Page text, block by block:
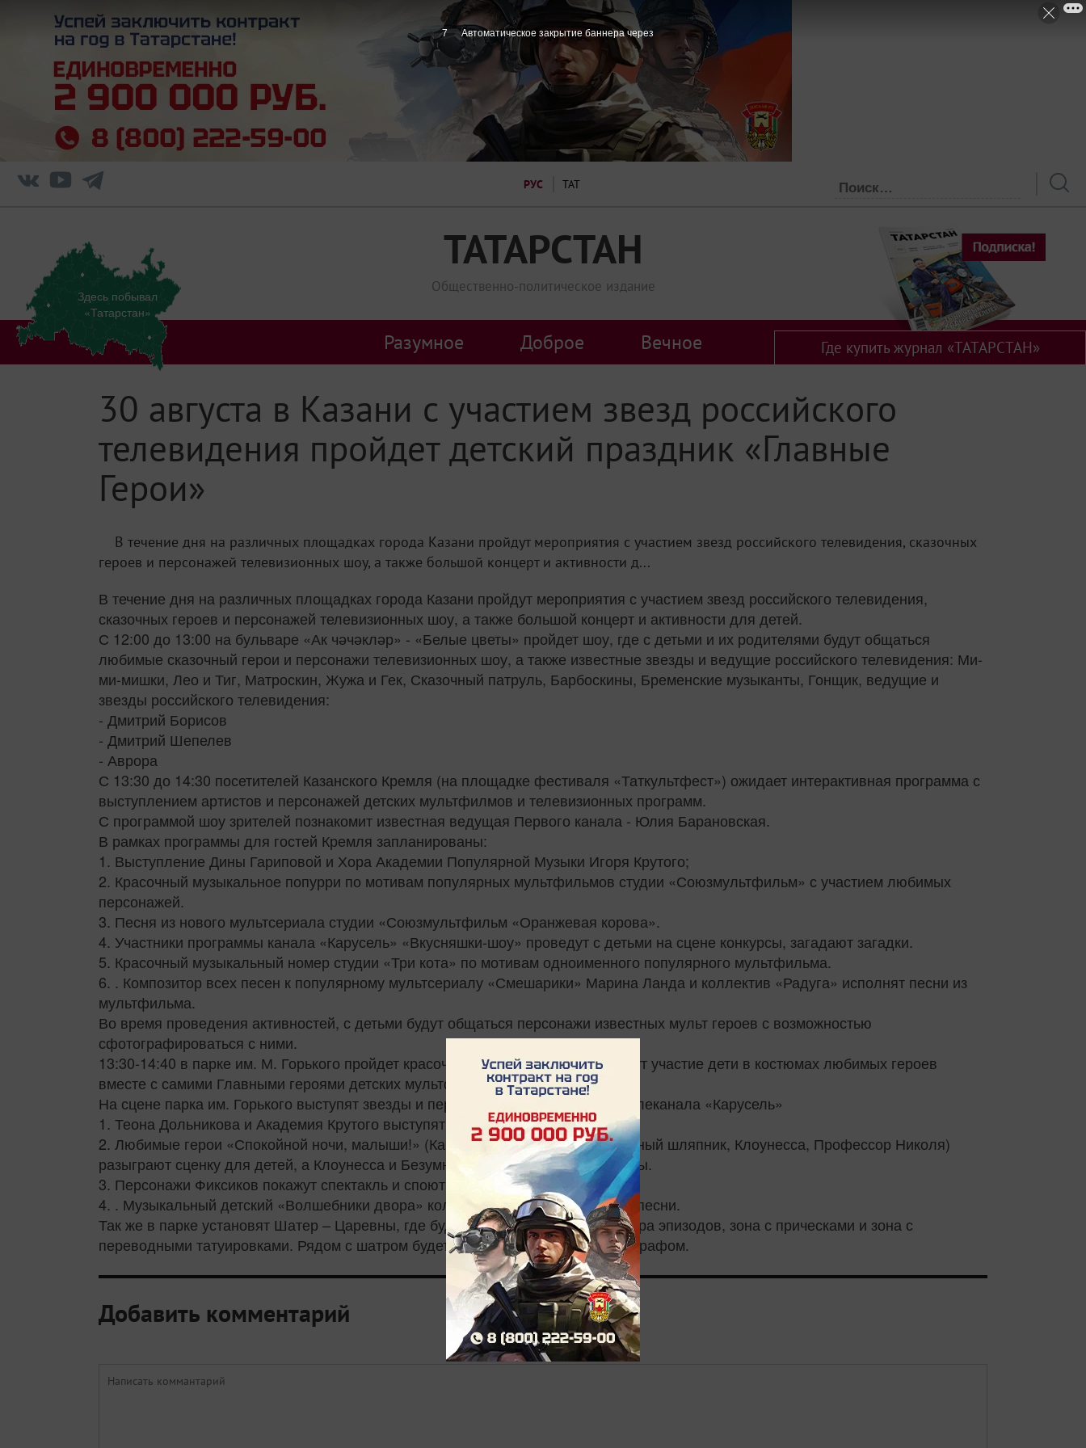
РУС ТАТ
ТАТАРСТАН
Общественно-политическое издание
Здесь побывал
«Татарстан»
Разумное Доброе Вечное Где купить журнал «ТАТАРСТАН»
30 августа в Казани с участием звезд российского
телевидения пройдет детский праздник «Главные
Герои»
В течение дня на различных площадках города Казани пройдут мероприятия с участием звезд российского телевидения, сказочных
героев и персонажей телевизионных шоу, а также большой концерт и активности д...
В течение дня на различных площадках города Казани пройдут мероприятия с участием звезд российского телевидения,
сказочных героев и персонажей телевизионных шоу, а также большой концерт и активности для детей.
С 12:00 до 13:00 на бульваре «Ак чәчәкләр» - «Белые цветы» пройдет шоу, где с детьми и их родителями будут общаться
любимые сказочный герои и персонажи телевизионных шоу, а также известные звезды и ведущие российского телевидения: Ми-
ми-мишки, Лео и Тиг, Матроскин, Жужа и Гек, Сказочный патруль, Барбоскины, Бременские музыканты, Гонщик, ведущие и
звезды российского телевидения:
- Дмитрий Борисов
- Дмитрий Шепелев
- Аврора
С 13:30 до 14:30 посетителей Казанского Кремля (на площадке фестиваля «Таткультфест») ожидает интерактивная программа с
выступлением артистов и персонажей детских мультфилмов и телевизионных программ.
С программой шоу зрителей познакомит известная ведущая Первого канала - Юлия Барановская.
В рамках программы для гостей Кремля запланированы:
1. Выступление Дины Гариповой и Хора Академии Популярной Музыки Игоря Крутого;
2. Красочный музыкальное попурри по мотивам популярных мультфильмов студии «Союзмультфильм» с участием любимых
персонажей.
3. Песня из нового мультсериала студии «Союзмультфильм «Оранжевая корова».
4. Участники программы канала «Карусель» «Вкусняшки-шоу» проведут с детьми на сцене конкурсы, загадают загадки.
5. Красочный музыкальный номер студии «Три кота» по мотивам одноименного популярного мультфильма.
6. . Композитор всех песен к популярному мультсериалу «Смешарики» Марина Ланда и коллектив «Радуга» исполнят песни из
мультфильма.
Во время проведения активностей, с детьми будут общаться персонажи известных мульт героев с возможностью
сфотографироваться с ними.
13:30-14:40 в парке им. М. Горького пройдет красочный парад, в котором примут участие дети в костюмах любимых героев
вместе с самими Главными героями детских мультфильмов.
На сцене парка им. Горького выступят звезды и персонажи мультфильмов и телеканала «Карусель»
1. Теона Дольникова и Академия Крутого выступят с гимном «Главные герои»
2. Любимые герои «Спокойной ночи, малыши!» (Каркуша, Филя, Хрюша, Безумный шляпник, Клоунесса, Профессор Николя)
разыграют сценку для детей, а Клоунесса и Безумный Шляпник покажут фокусы.
3. Персонажи Фиксиков покажут спектакль и споют свои песенки.
4. . Музыкальный детский «Волшебники двора» коллектив исполнит любимые песни.
Так же в парке установят Шатер – Царевны, где будут работать – зона просмотра эпизодов, зона с прическами и зона с
переводными татуировками. Рядом с шатром будет работать фотозона с фотографом.
Добавить комментарий
6 Автоматическое закрытие баннера через